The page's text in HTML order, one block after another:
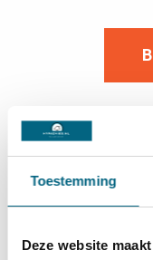
Toestemming
Deze website